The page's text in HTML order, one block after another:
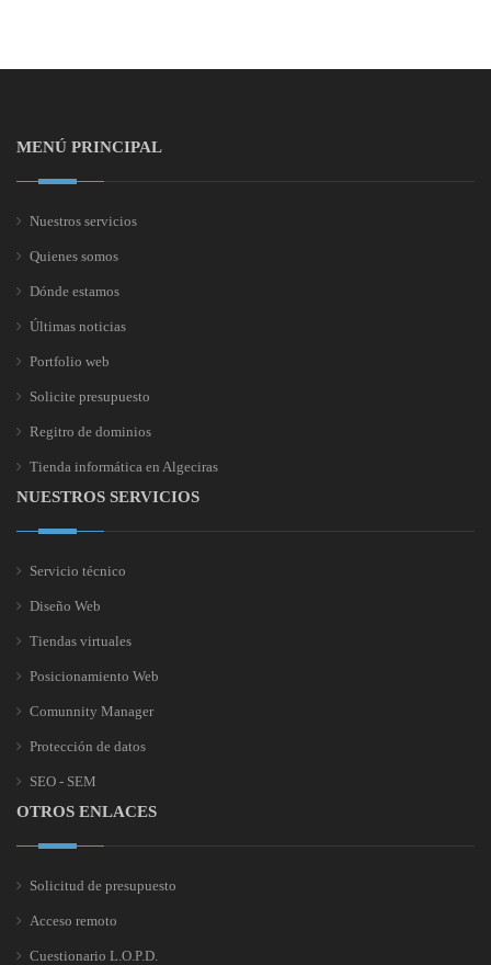
MENÚ PRINCIPAL
Nuestros servicios
Quienes somos
Dónde estamos
Últimas noticias
Portfolio web
Solicite presupuesto
Regitro de dominios
Tienda informática en Algeciras
NUESTROS SERVICIOS
Servicio técnico
Diseño Web
Tiendas virtuales
Posicionamiento Web
Comunnity Manager
Protección de datos
SEO - SEM
OTROS ENLACES
Solicitud de presupuesto
Acceso remoto
Cuestionario L.O.P.D.